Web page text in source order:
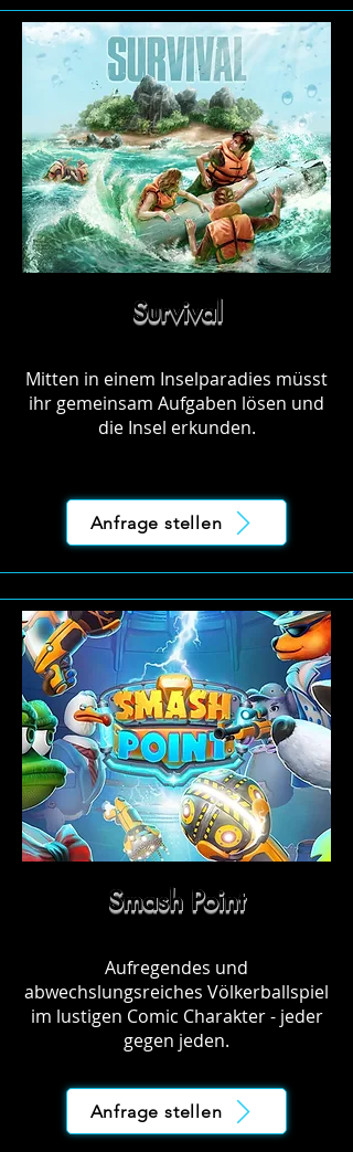
Survival
Mitten in einem Inselparadies müsst
ihr gemeinsam Aufgaben lösen und
die Insel erkunden.
Anfrage stellen
Smash Point
Aufregendes und
abwechslungsreiches Völkerballspiel
im lustigen Comic Charakter - jeder
gegen jeden.
Anfrage stellen